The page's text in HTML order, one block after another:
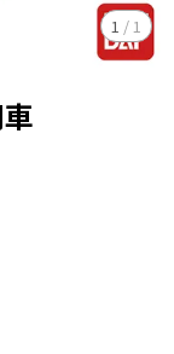
1 / 1